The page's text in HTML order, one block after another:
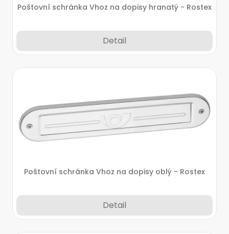
Poštovní schránka Vhoz na dopisy hranatý - Rostex
Detail
Poštovní schránka Vhoz na dopisy oblý - Rostex
Detail